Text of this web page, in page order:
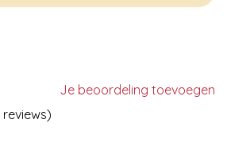
Je beoordeling toevoegen